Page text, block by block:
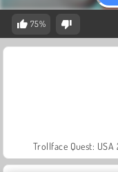
75%
Trollface Quest: USA